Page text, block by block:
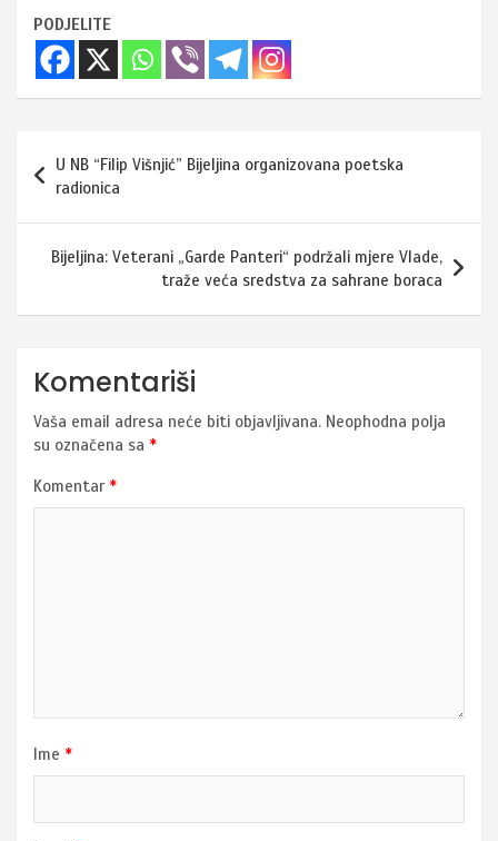
PODJELITE
Navigacija
članaka
U NB “Filip Višnjić” Bijeljina organizovana poetska
radionica
Bijeljina: Veterani „Garde Panteri“ podržali mjere Vlade,
traže veća sredstva za sahrane boraca
Komentariši
Vaša email adresa neće biti objavljivana. Neophodna polja
su označena sa *
Komentar *
Ime *